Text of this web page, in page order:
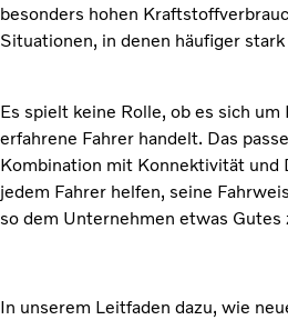
besonders hohen
Situationen, in denen häufiger
Es spielt keine Rolle, ob es sich um
erfahrene Fahrer handelt. Das
Kombination mit Konnektivität und
jedem Fahrer helfen, seine
so dem Unternehmen etwas Gutes
In unserem Leitfaden dazu, wie